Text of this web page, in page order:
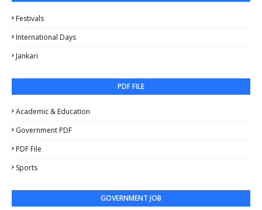
Festivals
International Days
Jankari
PDF FILE
Academic & Education
Government PDF
PDF File
Sports
GOVERNMENT JOB